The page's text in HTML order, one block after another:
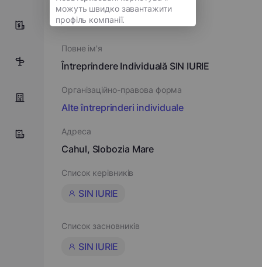
0
Надіслати повідомлення
Повне ім'я
Întreprindere Individuală SIN IURIE
Організаційно-правова форма
Alte întreprinderi individuale
Адреса
Cahul, Slobozia Mare
Список керівників
SIN IURIE
Список засновників
SIN IURIE